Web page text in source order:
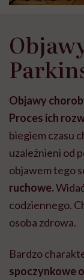
Objawy
Proces ich
biegiem czasu
uzależnieni od
objawem tego
ruchowe.
codziennego.
osoba zdrowa.
Bardzo
spoczynkowe